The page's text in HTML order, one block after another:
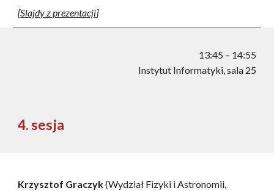
[Slajdy z prezentacji]
13:45 – 14:55
Instytut Informatyki, sala 25
4. sesja
Krzysztof Graczyk(Wydział Fizyki i Astronomii,